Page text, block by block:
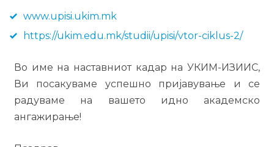
www.upisi.ukim.mk
https://ukim.edu.mk/studii/upisi/vtor-ciklus-2/
Во име на наставниот кадар на УКИМ-ИЗИИС,
Ви посакуваме успешно пријавување и се
радуваме на вашето идно академско
ангажирање!